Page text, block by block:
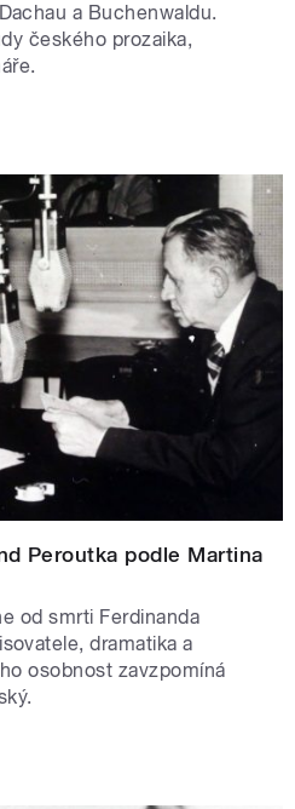
a Buchenwaldu.
českého prozaika,
Peroutka podle Martina
od smrti Ferdinanda
dramatika a
osobnost zavzpomíná